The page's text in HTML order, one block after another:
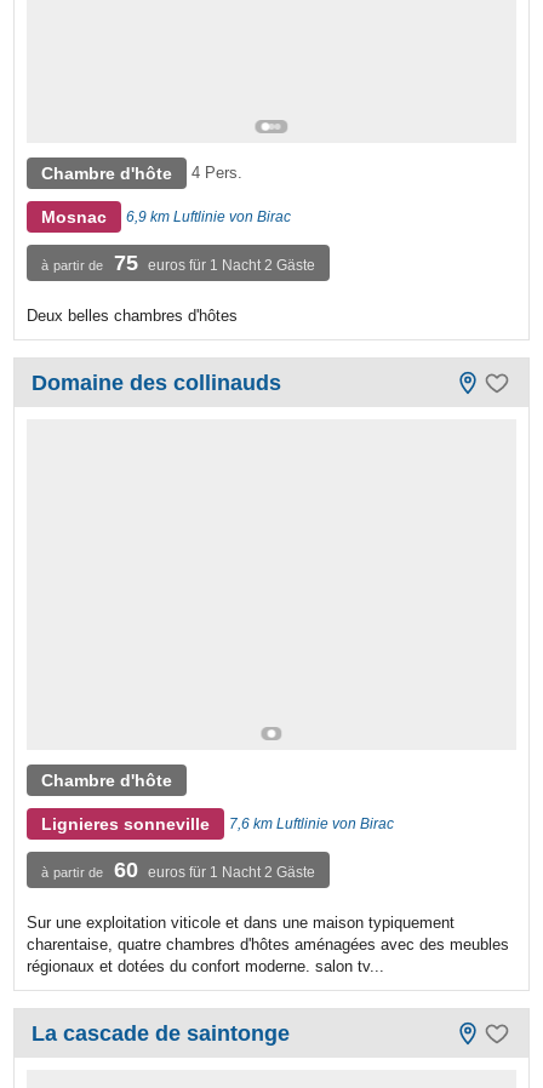
Chambre d'hôte 4 Pers.
Mosnac 6,9 km Luftlinie von Birac
à partir de 75 euros für 1 Nacht 2 Gäste
Deux belles chambres d'hôtes
Domaine des collinauds
Chambre d'hôte
Lignieres sonneville 7,6 km Luftlinie von Birac
à partir de 60 euros für 1 Nacht 2 Gäste
Sur une exploitation viticole et dans une maison typiquement
charentaise, quatre chambres d'hôtes aménagées avec des meubles
régionaux et dotées du confort moderne. salon tv...
La cascade de saintonge